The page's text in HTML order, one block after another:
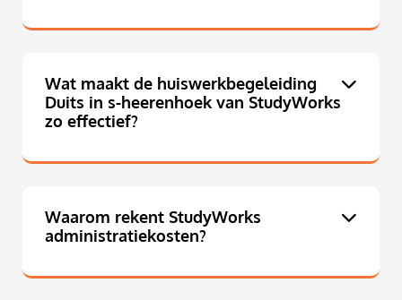
Wat maakt de huiswerkbegeleiding
Duits in s-heerenhoek van StudyWorks
zo effectief?
Waarom rekent StudyWorks
administratiekosten?